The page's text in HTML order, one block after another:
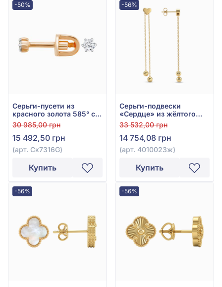
-50%
Серьги-пусети из
красного золота 585° с
бриллиантом 0,1ct, арт.
Ск7316G
30 985,00 грн
15 492,50 грн
(арт. Ск7316G)
Купить
-56%
Серьги-подвески
«Сердце» из жёлтого
золота 585°, арт.
4010023ж
33 532,00 грн
14 754,08 грн
(арт. 4010023ж)
Купить
-56% -56%